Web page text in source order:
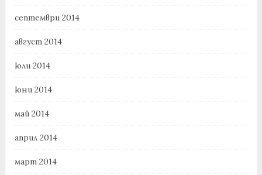
септември 2014
август 2014
юли 2014
юни 2014
май 2014
април 2014
март 2014